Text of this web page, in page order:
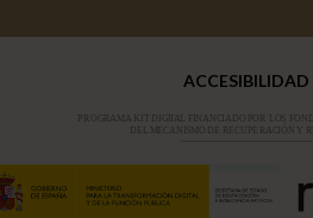
ACCESIBILIDAD